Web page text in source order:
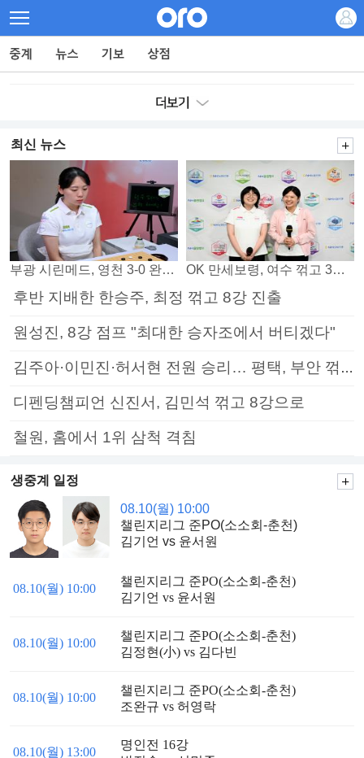
최신 뉴스
부광 시린메드, 영천 3-0 완파하며 4연패 탈출 OK 만세보령, 여수 꺾고 3연패 탈출
후반 지배한 한승주, 최정 꺾고 8강 진출
원성진, 8강 점프 "최대한 승자조에서 버티겠다"
김주아·이민진·허서현 전원 승리… 평택, 부안 꺾고 5연승
디펜딩챔피언 신진서, 김민석 꺾고 8강으로
철원, 홈에서 1위 삼척 격침
생중계 일정
08.10(월) 10:00
챌린지리그 준PO(소소회-춘천)
김기언 vs 윤서원
08.10(월) 10:00
챌린지리그 준PO(소소회-춘천)
김기언 vs 윤서원
08.10(월) 10:00
챌린지리그 준PO(소소회-춘천)
김정현(小) vs 김다빈
08.10(월) 10:00
챌린지리그 준PO(소소회-춘천)
조완규 vs 허영락
08.10(월) 13:00
명인전 16강